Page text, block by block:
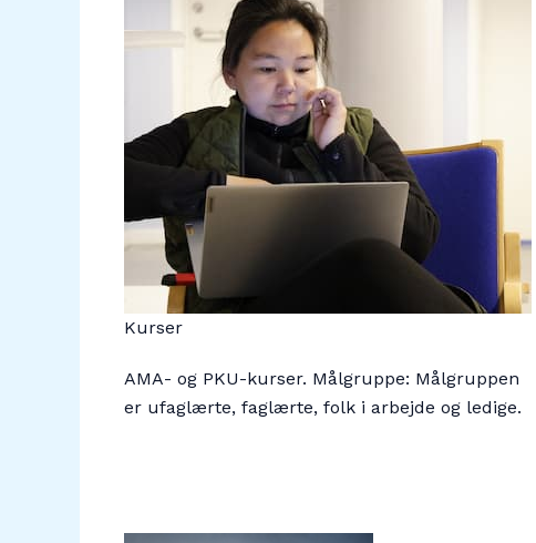
Kurser
AMA- og PKU-kurser. Målgruppe: Målgruppen
er ufaglærte, faglærte, folk i arbejde og ledige.